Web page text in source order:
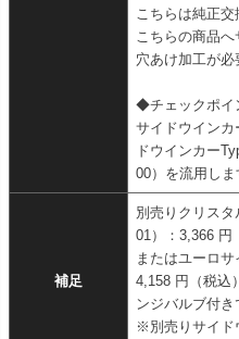
こちらは純正交
こちらの商品
穴あけ加工が必
◆チェックポイ
サイドウインカ
ドウインカー
00）を流用しま
補足
別売りクリス
01）：3,366 円
またはユーロ
4,158 円（税込
ンジバルブ付き
※別売りサイド